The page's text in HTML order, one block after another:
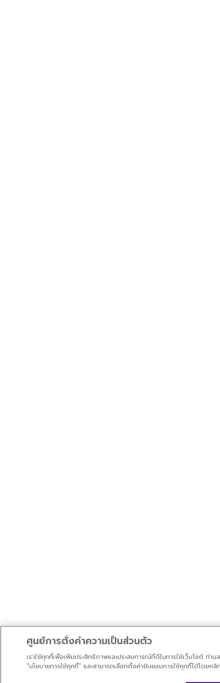
ศูนย์การตั้งค่าความเป็นส่วนตัว
เราใช้คุกกี้เพื่อเพิ่มประสิทธิภาพและประสบการณ์ที่ดีในการใช้เว็บไซต์ ท่า
“นโยบายการใช้คุกกี้” และสามารถเลือกตั้งค่ายินยอมการใช้คุกกี้ได้โดยค